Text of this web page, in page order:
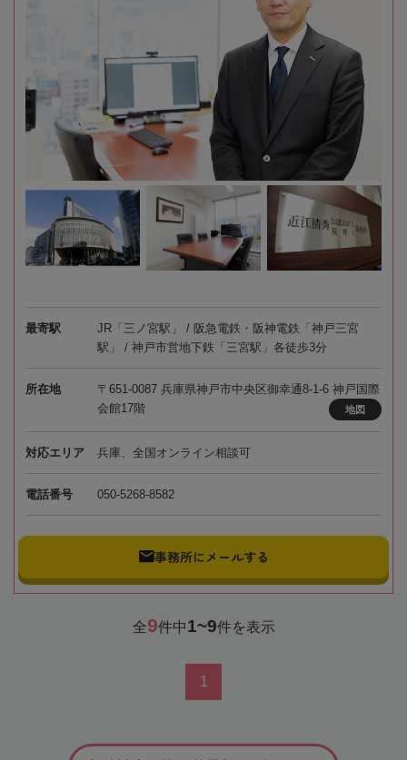
最寄駅
JR「三ノ宮駅」 / 阪急電鉄・阪神電鉄「神戸三宮
駅」 / 神戸市営地下鉄「三宮駅」各徒歩3分
所在地
〒651-0087 兵庫県神戸市中央区御幸通8-1-6 神戸国際
会館17階
地図
対応エリア 兵庫、全国オンライン相談可
電話番号 050-5268-8582
事務所にメールする
全9件中1~9件を表示
1